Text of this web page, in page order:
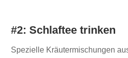
#2: Schlaftee trinken
Spezielle Kräutermischungen